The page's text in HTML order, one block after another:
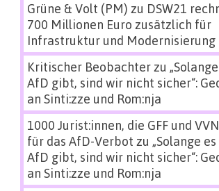
Grüne & Volt (PM) zu DSW21
700 Millionen Euro zusätzlich für
Infrastruktur und Modernisierung
Kritischer Beobachterzu
AfD gibt, sind wir nicht sicher“:
an Sinti:zze und Rom:nja
1000 Jurist:innen, die GFF und
für das AfD-Verbot zu „Solange
AfD gibt, sind wir nicht sicher“:
an Sinti:zze und Rom:nja